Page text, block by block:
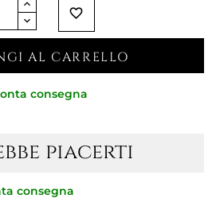
favorite_border
AL CARRELLO
consegna
piacerti
consegna